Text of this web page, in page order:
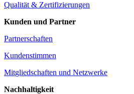
Qualität & Zertifizierungen
Kunden und Partner
Partnerschaften
Kundenstimmen
Mitgliedschaften und Netzwerke
Nachhaltigkeit